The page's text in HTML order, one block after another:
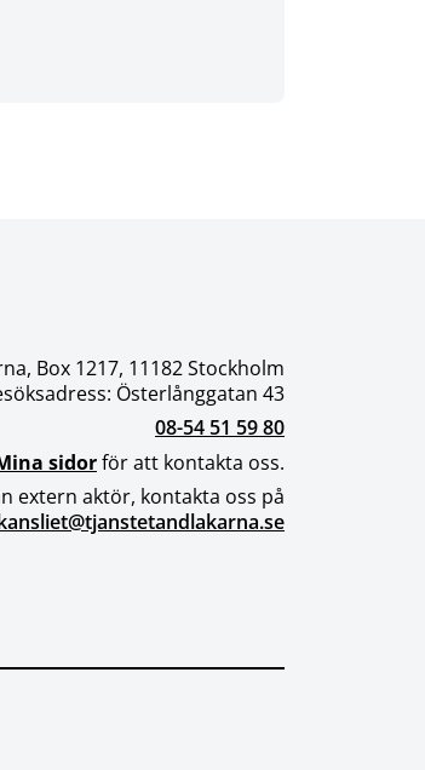
Box 1217, 11182 Stockholm
Österlånggatan 43
08-54 51 59 80
sidorför att kontakta oss.
extern aktör, kontakta oss på